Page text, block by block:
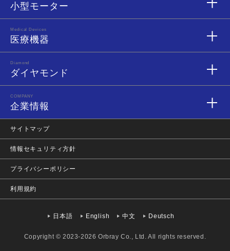
小型モーター
Medical Devices
医療機器
Diamond
ダイヤモンド
COMPANY
企業情報
サイトマップ
情報セキュリティ方針
プライバシーポリシー
利用規約
日本語 English 中文 Deutsch
Copyright © 2023-2026 Orbray Co., Ltd. All rights reserved.